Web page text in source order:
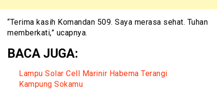
“Terima kasih Komandan 509. Saya merasa sehat. Tuhan
memberkati,” ucapnya.
BACA JUGA:
Lampu Solar Cell Marinir Habema Terangi
Kampung Sokamu